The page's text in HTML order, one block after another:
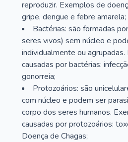
reproduzir. Exemplos de
gripe, dengue e febre amarela;
Bactérias: são formadas
seres vivos) sem núcleo e
individualmente ou
causadas por bactérias:
gonorreia;
Protozoários: são
com núcleo e podem ser
corpo dos seres humanos.
causadas por protozoários:
Doença de Chagas;